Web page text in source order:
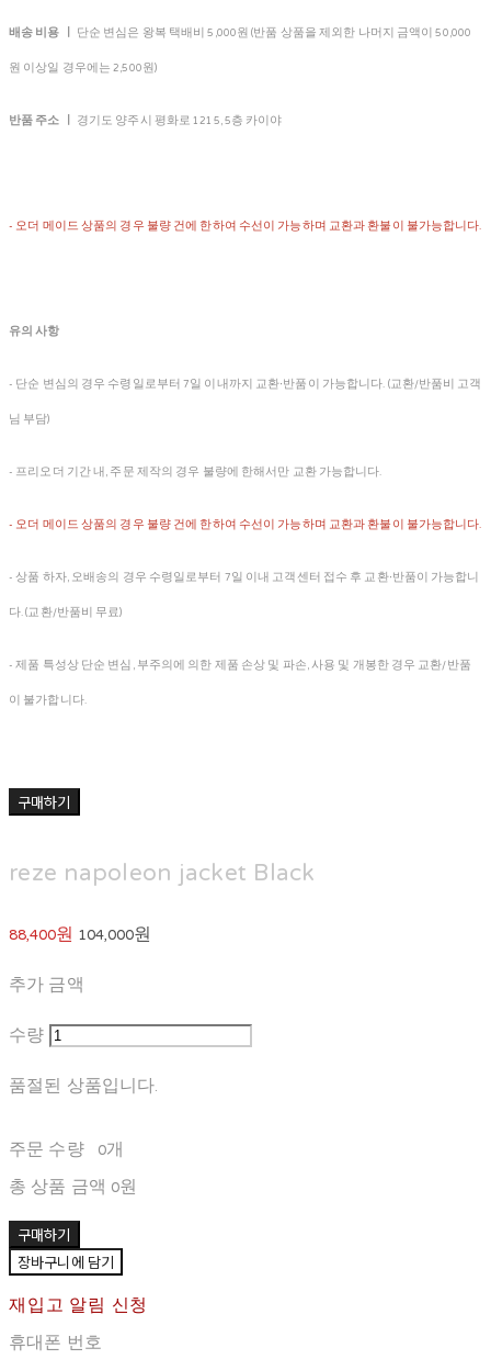
배송 비용 ㅣ 단순 변심은 왕복 택배비 5,000원 (반품 상품을 제외한 나머지 금액이 50,000
원 이상일 경우에는 2,500원)
반품 주소 ㅣ 경기도 양주시 평화로 1215, 5층 카이야
- 오더 메이드 상품의 경우 불량 건에 한하여 수선이 가능하며 교환과 환불이 불가능합니다.
유의 사항
- 단순 변심의 경우 수령일로부터 7일 이내까지 교환∙반품이 가능합니다. (교환/반품비 고객
님 부담)
- 프리오더 기간 내, 주문 제작의 경우 불량에 한해서만 교환 가능합니다.
- 오더 메이드 상품의 경우 불량 건에 한하여 수선이 가능하며 교환과 환불이 불가능합니다.
- 상품 하자, 오배송의 경우 수령일로부터 7일 이내 고객센터 접수 후 교환∙반품이 가능합니
다. (교환/반품비 무료)
- 제품 특성상 단순 변심, 부주의에 의한 제품 손상 및 파손, 사용 및 개봉한 경우 교환/반품
이 불가합니다.
구매하기
reze napoleon jacket Black
88,400원 104,000원
추가 금액
수량
품절된 상품입니다.
주문 수량 0개
총 상품 금액 0원
구매하기
장바구니에 담기
재입고 알림 신청
휴대폰 번호